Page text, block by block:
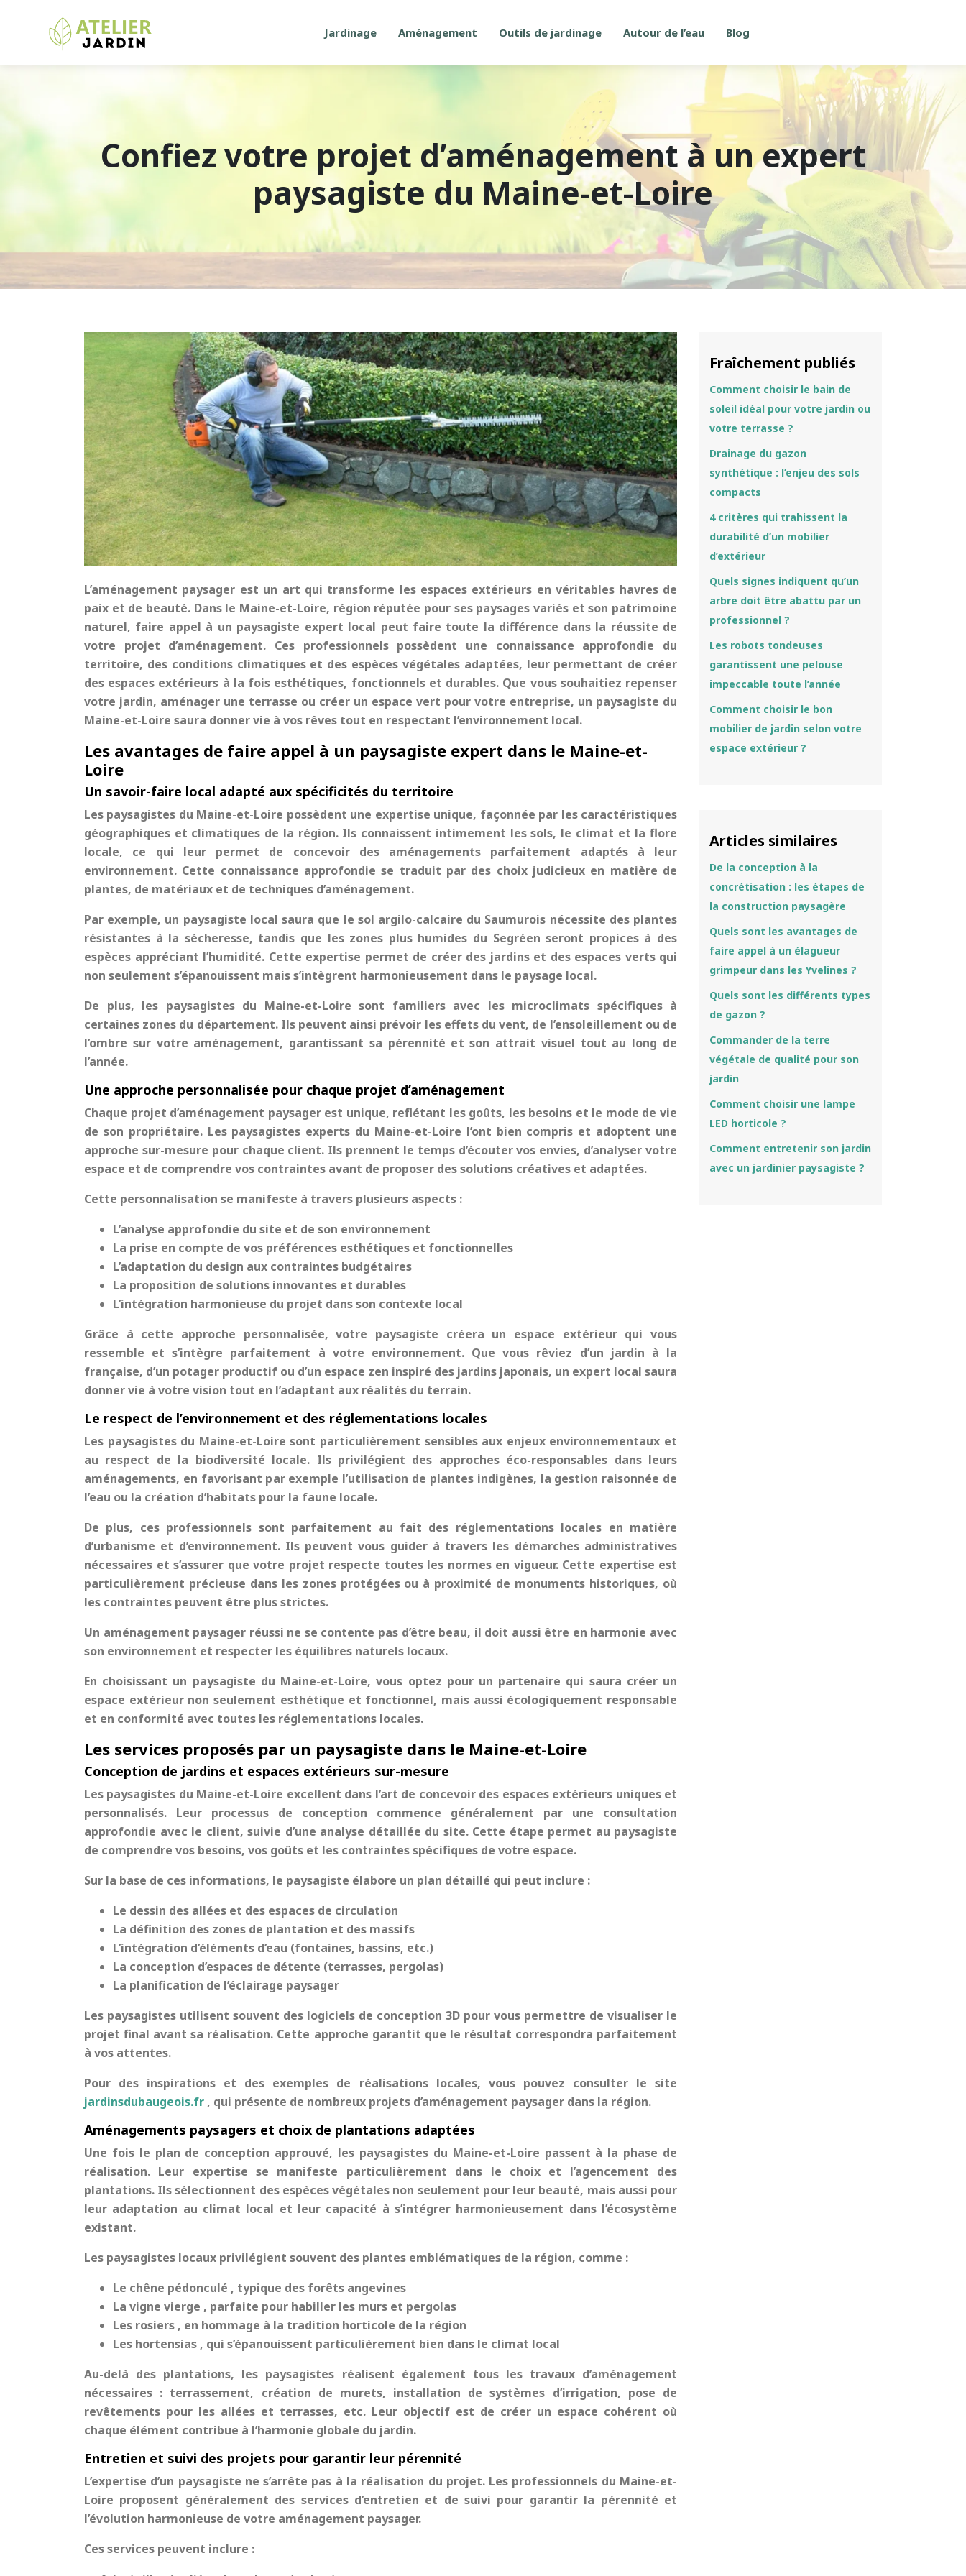
Jardinage Aménagement Outils de jardinage Autour de l’eau Blog
Confiez votre projet d’aménagement à un expert
paysagiste du Maine-et-Loire
L’aménagement paysager est un art qui transforme les espaces extérieurs en véritables havres de
paix et de beauté. Dans le Maine-et-Loire, région réputée pour ses paysages variés et son patrimoine
naturel, faire appel à un paysagiste expert local peut faire toute la différence dans la réussite de
votre projet d’aménagement. Ces professionnels possèdent une connaissance approfondie du
territoire, des conditions climatiques et des espèces végétales adaptées, leur permettant de créer
des espaces extérieurs à la fois esthétiques, fonctionnels et durables. Que vous souhaitiez repenser
votre jardin, aménager une terrasse ou créer un espace vert pour votre entreprise, un paysagiste du
Maine-et-Loire saura donner vie à vos rêves tout en respectant l’environnement local.
Les avantages de faire appel à un paysagiste expert dans le Maine-et-
Loire
Un savoir-faire local adapté aux spécificités du territoire
Les paysagistes du Maine-et-Loire possèdent une expertise unique, façonnée par les caractéristiques
géographiques et climatiques de la région. Ils connaissent intimement les sols, le climat et la flore
locale, ce qui leur permet de concevoir des aménagements parfaitement adaptés à leur
environnement. Cette connaissance approfondie se traduit par des choix judicieux en matière de
plantes, de matériaux et de techniques d’aménagement.
Par exemple, un paysagiste local saura que le sol argilo-calcaire du Saumurois nécessite des plantes
résistantes à la sécheresse, tandis que les zones plus humides du Segréen seront propices à des
espèces appréciant l’humidité. Cette expertise permet de créer des jardins et des espaces verts qui
non seulement s’épanouissent mais s’intègrent harmonieusement dans le paysage local.
De plus, les paysagistes du Maine-et-Loire sont familiers avec les microclimats spécifiques à
certaines zones du département. Ils peuvent ainsi prévoir les effets du vent, de l’ensoleillement ou de
l’ombre sur votre aménagement, garantissant sa pérennité et son attrait visuel tout au long de
l’année.
Une approche personnalisée pour chaque projet d’aménagement
Chaque projet d’aménagement paysager est unique, reflétant les goûts, les besoins et le mode de vie
de son propriétaire. Les paysagistes experts du Maine-et-Loire l’ont bien compris et adoptent une
approche sur-mesure pour chaque client. Ils prennent le temps d’écouter vos envies, d’analyser votre
espace et de comprendre vos contraintes avant de proposer des solutions créatives et adaptées.
Cette personnalisation se manifeste à travers plusieurs aspects :
L’analyse approfondie du site et de son environnement
La prise en compte de vos préférences esthétiques et fonctionnelles
L’adaptation du design aux contraintes budgétaires
La proposition de solutions innovantes et durables
L’intégration harmonieuse du projet dans son contexte local
Grâce à cette approche personnalisée, votre paysagiste créera un espace extérieur qui vous
ressemble et s’intègre parfaitement à votre environnement. Que vous rêviez d’un jardin à la
française, d’un potager productif ou d’un espace zen inspiré des jardins japonais, un expert local saura
donner vie à votre vision tout en l’adaptant aux réalités du terrain.
Le respect de l’environnement et des réglementations locales
Les paysagistes du Maine-et-Loire sont particulièrement sensibles aux enjeux environnementaux et
au respect de la biodiversité locale. Ils privilégient des approches éco-responsables dans leurs
aménagements, en favorisant par exemple l’utilisation de plantes indigènes, la gestion raisonnée de
l’eau ou la création d’habitats pour la faune locale.
De plus, ces professionnels sont parfaitement au fait des réglementations locales en matière
d’urbanisme et d’environnement. Ils peuvent vous guider à travers les démarches administratives
nécessaires et s’assurer que votre projet respecte toutes les normes en vigueur. Cette expertise est
particulièrement précieuse dans les zones protégées ou à proximité de monuments historiques, où
les contraintes peuvent être plus strictes.
Un aménagement paysager réussi ne se contente pas d’être beau, il doit aussi être en harmonie avec
son environnement et respecter les équilibres naturels locaux.
En choisissant un paysagiste du Maine-et-Loire, vous optez pour un partenaire qui saura créer un
espace extérieur non seulement esthétique et fonctionnel, mais aussi écologiquement responsable
et en conformité avec toutes les réglementations locales.
Les services proposés par un paysagiste dans le Maine-et-Loire
Conception de jardins et espaces extérieurs sur-mesure
Les paysagistes du Maine-et-Loire excellent dans l’art de concevoir des espaces extérieurs uniques et
personnalisés. Leur processus de conception commence généralement par une consultation
approfondie avec le client, suivie d’une analyse détaillée du site. Cette étape permet au paysagiste
de comprendre vos besoins, vos goûts et les contraintes spécifiques de votre espace.
Sur la base de ces informations, le paysagiste élabore un plan détaillé qui peut inclure :
Le dessin des allées et des espaces de circulation
La définition des zones de plantation et des massifs
L’intégration d’éléments d’eau (fontaines, bassins, etc.)
La conception d’espaces de détente (terrasses, pergolas)
La planification de l’éclairage paysager
Les paysagistes utilisent souvent des logiciels de conception 3D pour vous permettre de visualiser le
projet final avant sa réalisation. Cette approche garantit que le résultat correspondra parfaitement
à vos attentes.
Pour des inspirations et des exemples de réalisations locales, vous pouvez consulter le site
jardinsdubaugeois.fr , qui présente de nombreux projets d’aménagement paysager dans la région.
Aménagements paysagers et choix de plantations adaptées
Une fois le plan de conception approuvé, les paysagistes du Maine-et-Loire passent à la phase de
réalisation. Leur expertise se manifeste particulièrement dans le choix et l’agencement des
plantations. Ils sélectionnent des espèces végétales non seulement pour leur beauté, mais aussi pour
leur adaptation au climat local et leur capacité à s’intégrer harmonieusement dans l’écosystème
existant.
Les paysagistes locaux privilégient souvent des plantes emblématiques de la région, comme :
Le chêne pédonculé , typique des forêts angevines
La vigne vierge , parfaite pour habiller les murs et pergolas
Les rosiers , en hommage à la tradition horticole de la région
Les hortensias , qui s’épanouissent particulièrement bien dans le climat local
Au-delà des plantations, les paysagistes réalisent également tous les travaux d’aménagement
nécessaires : terrassement, création de murets, installation de systèmes d’irrigation, pose de
revêtements pour les allées et terrasses, etc. Leur objectif est de créer un espace cohérent où
chaque élément contribue à l’harmonie globale du jardin.
Entretien et suivi des projets pour garantir leur pérennité
L’expertise d’un paysagiste ne s’arrête pas à la réalisation du projet. Les professionnels du Maine-et-
Loire proposent généralement des services d’entretien et de suivi pour garantir la pérennité et
l’évolution harmonieuse de votre aménagement paysager.
Ces services peuvent inclure :
Fraîchement publiés
Comment choisir le bain de
soleil idéal pour votre jardin ou
votre terrasse ?
Drainage du gazon
synthétique : l’enjeu des sols
compacts
4 critères qui trahissent la
durabilité d’un mobilier
d’extérieur
Quels signes indiquent qu’un
arbre doit être abattu par un
professionnel ?
Les robots tondeuses
garantissent une pelouse
impeccable toute l’année
Comment choisir le bon
mobilier de jardin selon votre
espace extérieur ?
Articles similaires
De la conception à la
concrétisation : les étapes de
la construction paysagère
Quels sont les avantages de
faire appel à un élagueur
grimpeur dans les Yvelines ?
Quels sont les différents types
de gazon ?
Commander de la terre
végétale de qualité pour son
jardin
Comment choisir une lampe
LED horticole ?
Comment entretenir son jardin
avec un jardinier paysagiste ?